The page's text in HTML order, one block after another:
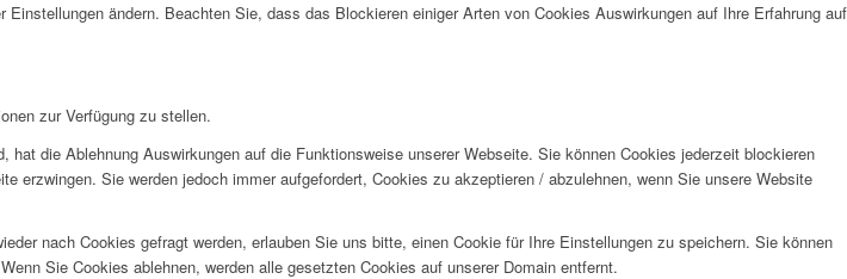
ändern. Beachten Sie, dass das Blockieren einiger Arten von Cookies Auswirkungen auf Ihre Erfahrung auf
zur Verfügung zu stellen.
die Ablehnung Auswirkungen auf die Funktionsweise unserer Webseite. Sie können Cookies jederzeit blockieren
Sie werden jedoch immer aufgefordert, Cookies zu akzeptieren / abzulehnen, wenn Sie unsere Website
nach Cookies gefragt werden, erlauben Sie uns bitte, einen Cookie für Ihre Einstellungen zu speichern. Sie können
Sie Cookies ablehnen, werden alle gesetzten Cookies auf unserer Domain entfernt.